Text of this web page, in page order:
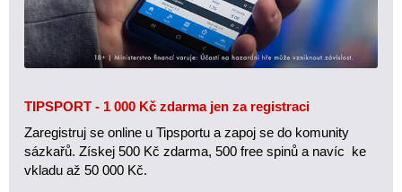
TIPSPORT - 1 000 Kč zdarma jen za registraci
Zaregistruj se online u Tipsportu a zapoj se do komunity
sázkařů. Získej 500 Kč zdarma, 500 free spinů a navíc ke
vkladu až 50 000 Kč.